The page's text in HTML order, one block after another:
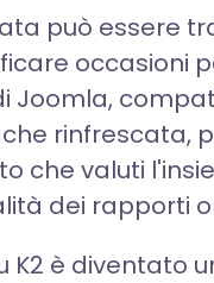
può essere
occasioni
Joomla,
rinfrescata,
che valuti
dei rapporti
K2 è